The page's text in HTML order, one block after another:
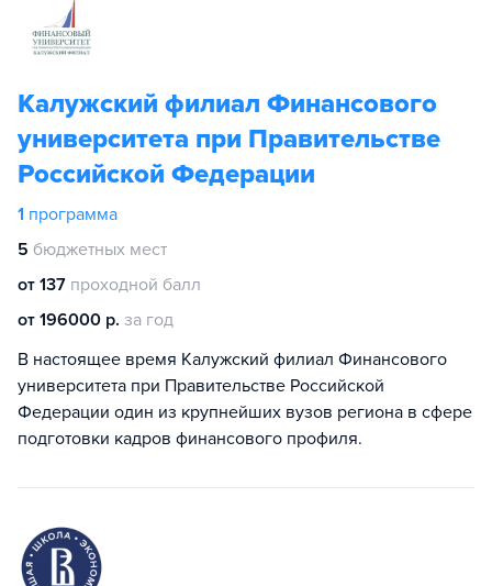
Калужский филиал Финансового
университета при Правительстве
Российской Федерации
1 программа
5 бюджетных мест
от 137 проходной балл
от 196000 р. за год
В настоящее время Калужский филиал Финансового
университета при Правительстве Российской
Федерации один из крупнейших вузов региона в сфере
подготовки кадров финансового профиля.